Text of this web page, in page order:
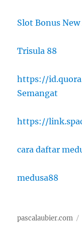
Slot Bonus
Trisula 88
https://
Semangat
https://
cara daftar
medusa88
pascalaubier.com